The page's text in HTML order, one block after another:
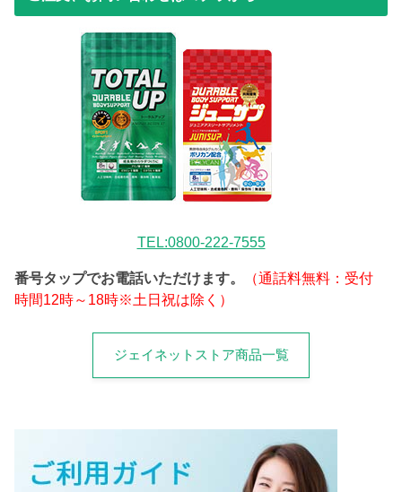
TEL:0800-222-7555
番号タップでお電話いただけます。
（通話料無料：受付
時間12時～18時※土日祝は除く）
ジェイネットストア商品一覧